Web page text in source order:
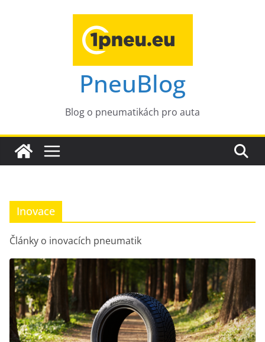
PneuBlog
Blog o pneumatikách pro auta
Inovace
Články o inovacích pneumatik